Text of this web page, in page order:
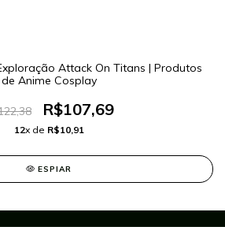
Attack On Titans | Produtos
de Anime Cosplay
R$107,69
12x de R$10,91
ESPIAR